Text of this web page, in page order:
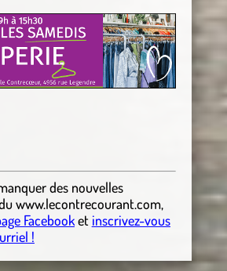
des nouvelles
www.lecontrecourant.com,
Facebooket inscrivez-vous
!